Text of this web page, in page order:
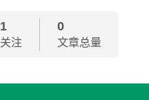
1
关注
0
文章总量